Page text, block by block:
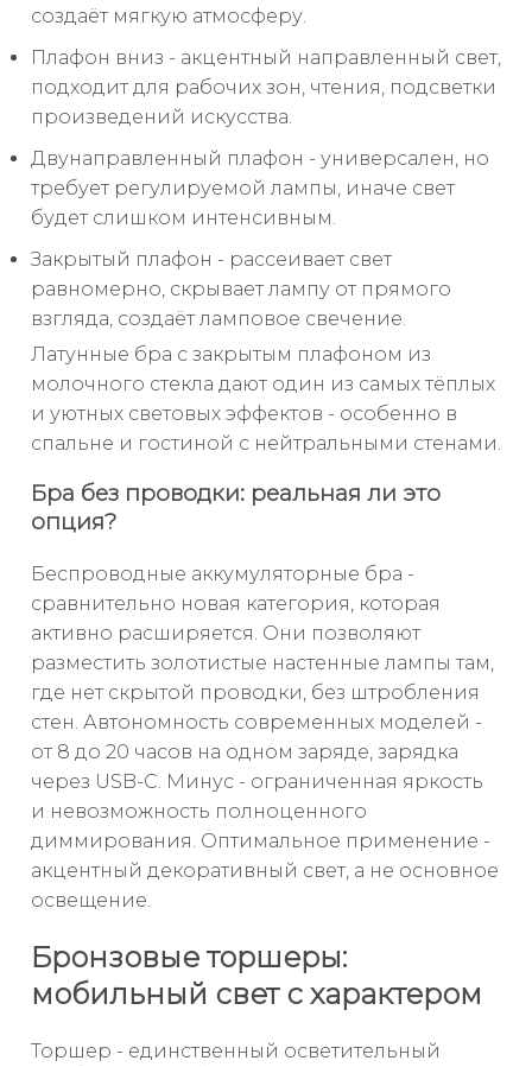
создаёт мягкую атмосферу.
Плафон вниз - акцентный направленный свет,
подходит для рабочих зон, чтения, подсветки
произведений искусства.
Двунаправленный плафон - универсален, но
требует регулируемой лампы, иначе свет
будет слишком интенсивным.
Закрытый плафон - рассеивает свет
равномерно, скрывает лампу от прямого
взгляда, создаёт ламповое свечение.
Латунные бра с закрытым плафоном из
молочного стекла дают один из самых тёплых
и уютных световых эффектов - особенно в
спальне и гостиной с нейтральными стенами.
Бра без проводки: реальная ли это
опция?
Беспроводные аккумуляторные бра -
сравнительно новая категория, которая
активно расширяется. Они позволяют
разместить золотистые настенные лампы там,
где нет скрытой проводки, без штробления
стен. Автономность современных моделей -
от 8 до 20 часов на одном заряде, зарядка
через USB-C. Минус - ограниченная яркость
и невозможность полноценного
диммирования. Оптимальное применение -
акцентный декоративный свет, а не основное
освещение.
Бронзовые торшеры:
мобильный свет с характером
Торшер - единственный осветительный